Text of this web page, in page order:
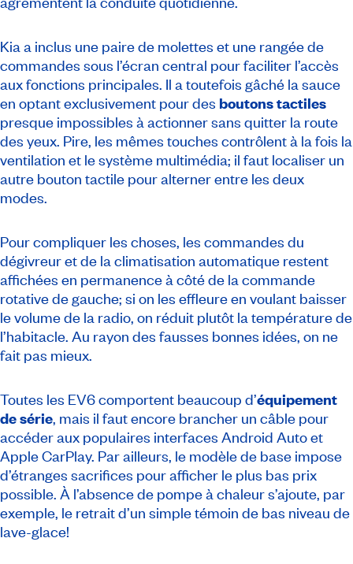
Kia a inclus une paire de molettes et une rangée de
commandes sous l’écran central pour faciliter l’accès
aux fonctions principales. Il a toutefois gâché la sauce
en optant exclusivement pour des boutons tactiles
presque impossibles à actionner sans quitter la route
des yeux. Pire, les mêmes touches contrôlent à la fois la
ventilation et le système multimédia; il faut localiser un
autre bouton tactile pour alterner entre les deux
modes.
Pour compliquer les choses, les commandes du
dégivreur et de la climatisation automatique restent
affichées en permanence à côté de la commande
rotative de gauche; si on les effleure en voulant baisser
le volume de la radio, on réduit plutôt la température de
l’habitacle. Au rayon des fausses bonnes idées, on ne
fait pas mieux.
Toutes les EV6 comportent beaucoup d’équipement
de série, mais il faut encore brancher un câble pour
accéder aux populaires interfaces Android Auto et
Apple CarPlay. Par ailleurs, le modèle de base impose
d’étranges sacrifices pour afficher le plus bas prix
possible. À l’absence de pompe à chaleur s’ajoute, par
exemple, le retrait d’un simple témoin de bas niveau de
lave-glace!